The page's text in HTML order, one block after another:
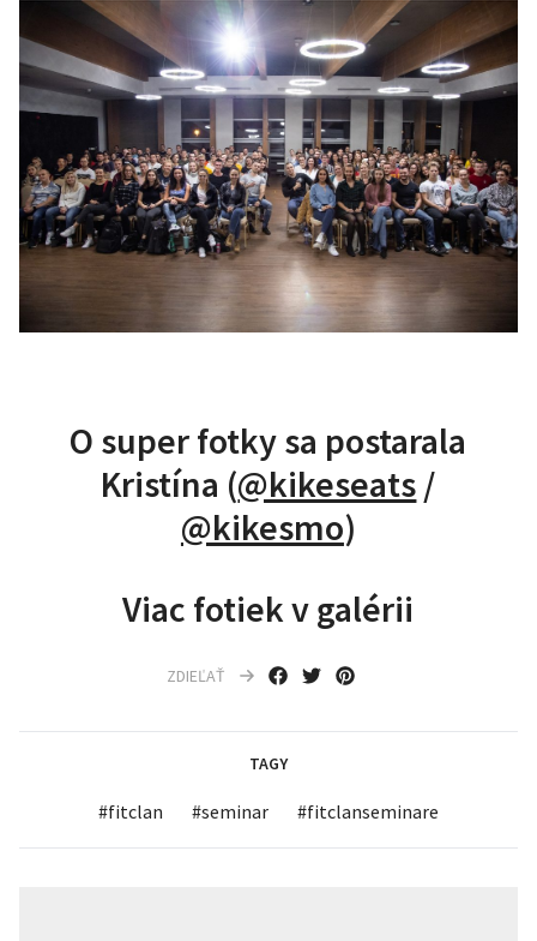
O super fotky sa postarala
Kristína (@kikeseats/
@kikesmo)
Viac fotiek v galérii
ZDIEĽAŤ
TAGY
#fitclan #seminar #fitclanseminare